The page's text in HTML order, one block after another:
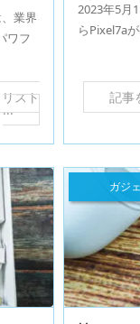
業界
ワフ
スト
...
2023年5月
らPixel7a
記事
ガジ